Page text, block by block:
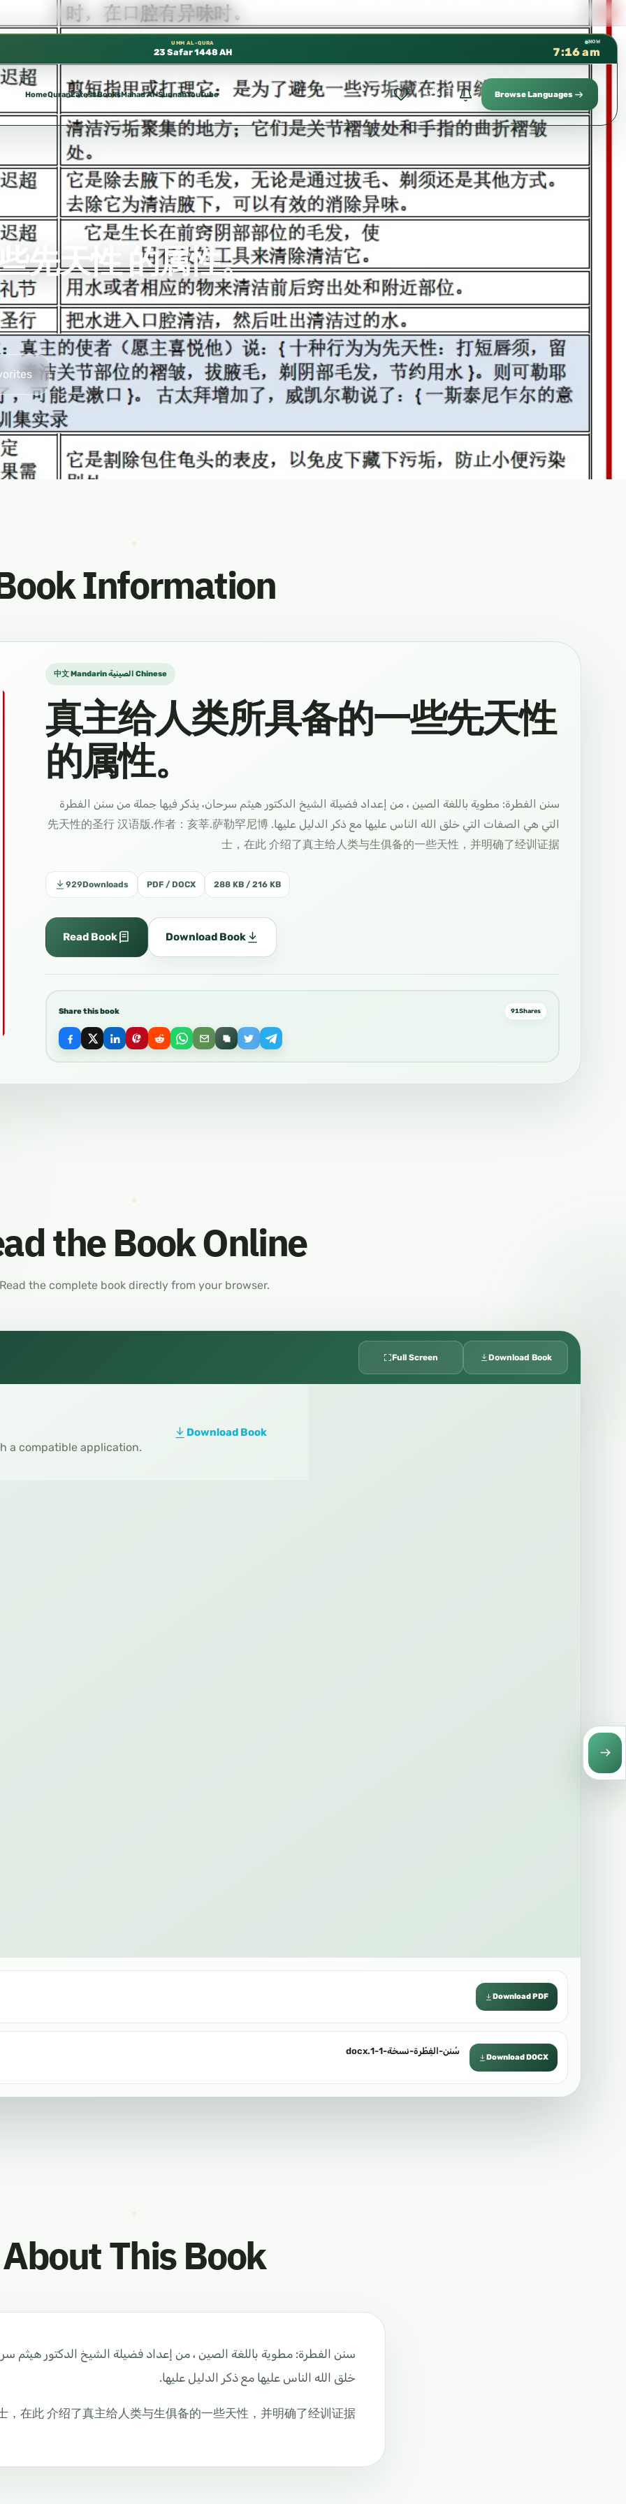
كتب الشيخ هيثم سرحان حفظه الله متوفرة مجانًا في المسجد النبوي، 📍 باب ٣٧ (باب مكة) – الطابق الثالث 📍 إدارة الشؤون العلمية بالحسبة 📚 متوفرة بجميع اللغات
UMM AL-QURA
23 Safar 1448 AH
NOW
7:16 am
HomeQuranLatest BooksMahad Al-SunnahYouTube Browse Languages
先天性 的属性。
Information
中文 Mandarin الصينية Chinese
真主给人类所具备的一些先天性
的属性。
سنن الفطرة: مطوية باللغة الصين ، من إعداد فضيلة الشيخ الدكتور هيثم سرحان، يذكر فيها جملة من سنن الفطرة
التي هي الصفات التي خلق الله الناس عليها مع ذكر الدليل عليها. 先天性的圣行 汉语版.作者：亥莘.萨勒罕尼博
士，在此 介绍了真主给人类与生俱备的一些天性，并明确了经训证据
929Downloads PDF / DOCX 288 KB / 216 KB
Read Book Download Book
Share this book 91Shares
the Book Online
the complete book directly from your browser.
Full Screen Download Book
a compatible application.
Download Book
Download PDF
سُنن-الفِطْرة-نسخة-1-1.docx
Download DOCX
About This Book
سنن الفطرة: مطوية باللغة الصين ، من إعداد فضيلة الشيخ الدكتور هيثم
خلق الله الناس عليها مع ذكر الدليل عليها.
，在此 介绍了真主给人类与生俱备的一些天性，并明确了经训证据